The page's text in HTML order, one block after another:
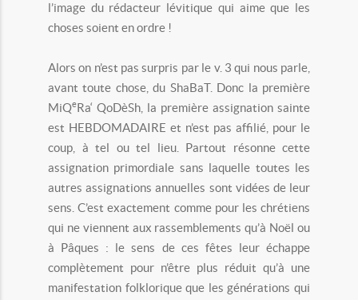
l’image du rédacteur lévitique qui aime que les
choses soient en ordre !
Alors on n’est pas surpris par le v. 3 qui nous parle,
avant toute chose, du ShaBaT. Donc la première
MiQeRa‘ QoDèSh, la première assignation sainte
est HEBDOMADAIRE et n’est pas affilié, pour le
coup, à tel ou tel lieu. Partout résonne cette
assignation primordiale sans laquelle toutes les
autres assignations annuelles sont vidées de leur
sens. C’est exactement comme pour les chrétiens
qui ne viennent aux rassemblements qu’à Noël ou
à Pâques : le sens de ces fêtes leur échappe
complètement pour n’être plus réduit qu’à une
manifestation folklorique que les générations qui